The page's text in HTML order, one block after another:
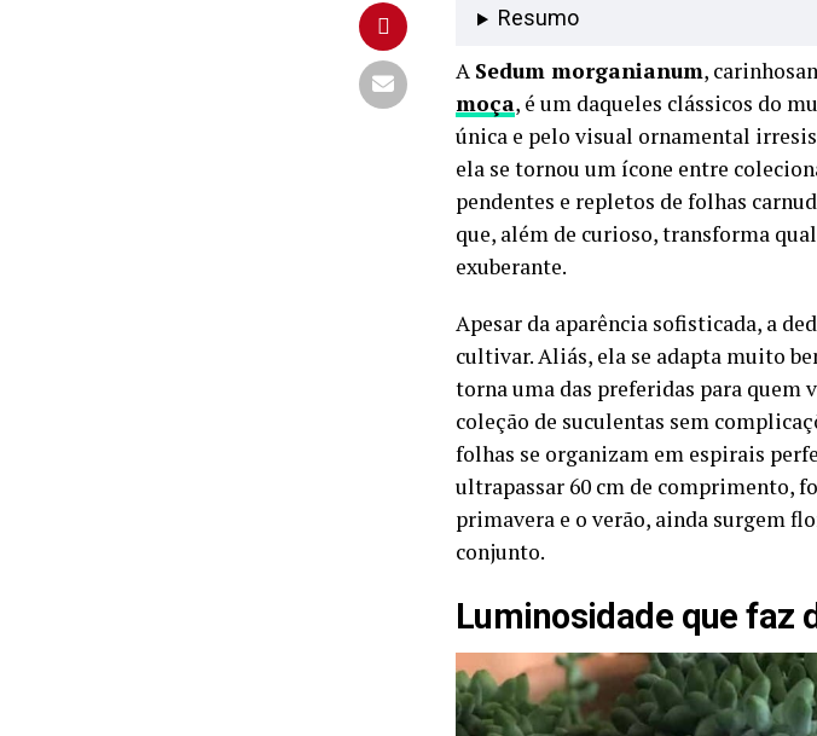
Resumo
A Sedum morganianum,
moça, é um daqueles clássicos do
única e pelo visual ornamental
ela se tornou um ícone entre
pendentes e repletos de folhas
que, além de curioso, transforma
exuberante.
Apesar da aparência sofisticada, a
cultivar. Aliás, ela se adapta muito
torna uma das preferidas para
coleção de suculentas sem
folhas se organizam em espirais
ultrapassar 60 cm de comprimento,
primavera e o verão, ainda surgem
conjunto.
Luminosidade que faz